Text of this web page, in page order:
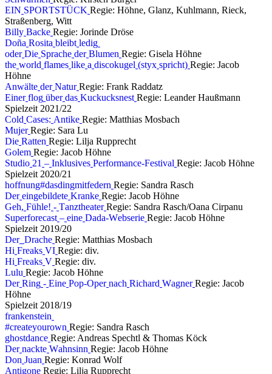
EIN SPORTSTÜCK Regie: Höhne, Glanz, Kuhlmann, Rieck,
Straßenberg, Witt
Billy Backe Regie: Jorinde Dröse
Doña Rosita bleibt ledig
oder Die Sprache der Blumen Regie: Gisela Höhne
the world flames like a discokugel (styx spricht) Regie: Jacob
Höhne
Anwälte der Natur Regie: Frank Raddatz
Einer flog über das Kuckucksnest Regie: Leander Haußmann
Spielzeit 2021/22
Cold Cases: Antike Regie: Matthias Mosbach
Mujer Regie: Sara Lu
Die Ratten Regie: Lilja Rupprecht
Golem Regie: Jacob Höhne
Studio 21 – Inklusives Performance-Festival Regie: Jacob Höhne
Spielzeit 2020/21
hoffnung#dasdingmitfedern Regie: Sandra Rasch
Der eingebildete Kranke Regie: Jacob Höhne
Geh, Fühle! - Tanztheater Regie: Sandra Rasch/Oana Cirpanu
Superforecast – eine Dada-Webserie Regie: Jacob Höhne
Spielzeit 2019/20
Der Drache Regie: Matthias Mosbach
Hi Freaks VI Regie: div.
Hi Freaks V Regie: div.
Lulu Regie: Jacob Höhne
Der Ring - Eine Pop-Oper nach Richard Wagner Regie: Jacob
Höhne
Spielzeit 2018/19
frankenstein
#createyourown Regie: Sandra Rasch
ghostdance Regie: Andreas Spechtl & Thomas Köck
Der nackte Wahnsinn Regie: Jacob Höhne
Don Juan Regie: Konrad Wolf
Antigone Regie: Lilja Rupprecht